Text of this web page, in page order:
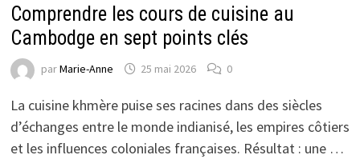
Comprendre les cours de cuisine au
Cambodge en sept points clés
parMarie-Anne 25 mai 2026 0
La cuisine khmère puise ses racines dans des siècles
d’échanges entre le monde indianisé, les empires côtiers
et les influences coloniales françaises. Résultat : une …